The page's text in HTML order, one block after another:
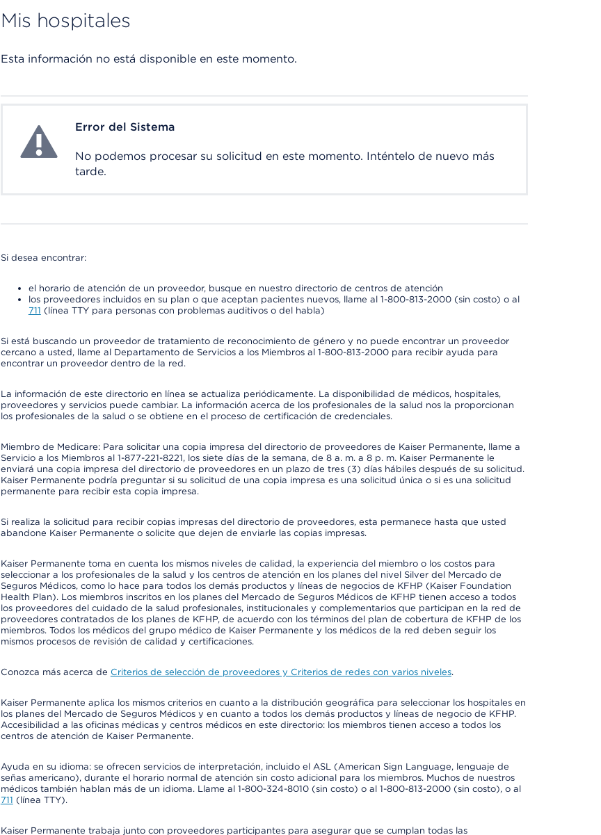
Mis hospitales
Esta información no está disponible en este momento.
System ErrorError del Sistema
No podemos procesar su solicitud en este momento. Inténtelo de nuevo más
tarde.
Si desea encontrar:
el horario de atención de un proveedor, busque en nuestro directorio de centros de atención
los proveedores incluidos en su plan o que aceptan pacientes nuevos, llame al 1-800-813-2000 (sin costo) o al
711 (línea TTY para personas con problemas auditivos o del habla)
Si está buscando un proveedor de tratamiento de reconocimiento de género y no puede encontrar un proveedor
cercano a usted, llame al Departamento de Servicios a los Miembros al 1-800-813-2000 para recibir ayuda para
encontrar un proveedor dentro de la red.
La información de este directorio en línea se actualiza periódicamente. La disponibilidad de médicos, hospitales,
proveedores y servicios puede cambiar. La información acerca de los profesionales de la salud nos la proporcionan
los profesionales de la salud o se obtiene en el proceso de certificación de credenciales.
Miembro de Medicare: Para solicitar una copia impresa del directorio de proveedores de Kaiser Permanente, llame a
Servicio a los Miembros al 1-877-221-8221, los siete días de la semana, de 8 a. m. a 8 p. m. Kaiser Permanente le
enviará una copia impresa del directorio de proveedores en un plazo de tres (3) días hábiles después de su solicitud.
Kaiser Permanente podría preguntar si su solicitud de una copia impresa es una solicitud única o si es una solicitud
permanente para recibir esta copia impresa.
Si realiza la solicitud para recibir copias impresas del directorio de proveedores, esta permanece hasta que usted
abandone Kaiser Permanente o solicite que dejen de enviarle las copias impresas.
Kaiser Permanente toma en cuenta los mismos niveles de calidad, la experiencia del miembro o los costos para
seleccionar a los profesionales de la salud y los centros de atención en los planes del nivel Silver del Mercado de
Seguros Médicos, como lo hace para todos los demás productos y líneas de negocios de KFHP (Kaiser Foundation
Health Plan). Los miembros inscritos en los planes del Mercado de Seguros Médicos de KFHP tienen acceso a todos
los proveedores del cuidado de la salud profesionales, institucionales y complementarios que participan en la red de
proveedores contratados de los planes de KFHP, de acuerdo con los términos del plan de cobertura de KFHP de los
miembros. Todos los médicos del grupo médico de Kaiser Permanente y los médicos de la red deben seguir los
mismos procesos de revisión de calidad y certificaciones.
Conozca más acerca de Criterios de selección de proveedores y Criterios de redes con varios niveles.
Kaiser Permanente aplica los mismos criterios en cuanto a la distribución geográfica para seleccionar los hospitales en
los planes del Mercado de Seguros Médicos y en cuanto a todos los demás productos y líneas de negocio de KFHP.
Accesibilidad a las oficinas médicas y centros médicos en este directorio: los miembros tienen acceso a todos los
centros de atención de Kaiser Permanente.
Ayuda en su idioma: se ofrecen servicios de interpretación, incluido el ASL (American Sign Language, lenguaje de
señas americano), durante el horario normal de atención sin costo adicional para los miembros. Muchos de nuestros
médicos también hablan más de un idioma. Llame al 1-800-324-8010 (sin costo) o al 1-800-813-2000 (sin costo), o al
711 (línea TTY).
Kaiser Permanente trabaja junto con proveedores participantes para asegurar que se cumplan todas las